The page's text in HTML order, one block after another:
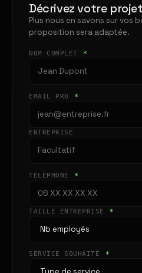
Décrivez votre
Plus nous en savons sur vos
proposition sera adaptée.
NOM COMPLET *
EMAIL PRO *
ENTREPRISE
TÉLÉPHONE *
TAILLE ENTREPRISE *
SERVICE SOUHAITÉ *